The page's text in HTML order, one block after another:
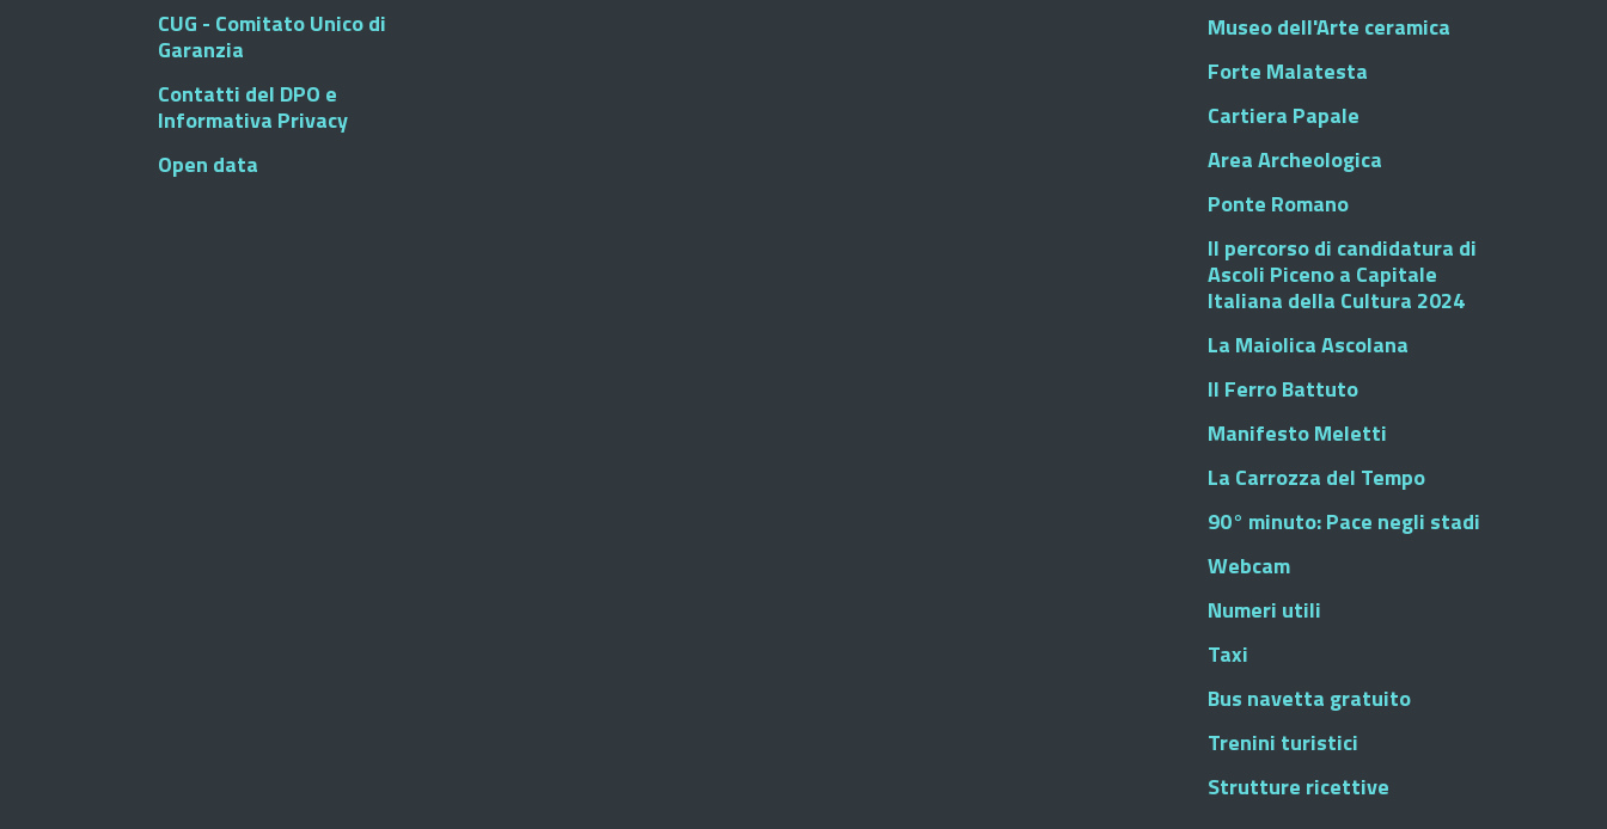
CUG - Comitato Unico di
Garanzia
Contatti del DPO e
Informativa Privacy
Open data
Museo dell'Arte ceramica
Forte Malatesta
Cartiera Papale
Area Archeologica
Ponte Romano
Il percorso di candidatura di
Ascoli Piceno a Capitale
Italiana della Cultura 2024
La Maiolica Ascolana
Il Ferro Battuto
Manifesto Meletti
La Carrozza del Tempo
90° minuto: Pace negli stadi
Webcam
Numeri utili
Taxi
Bus navetta gratuito
Trenini turistici
Strutture ricettive